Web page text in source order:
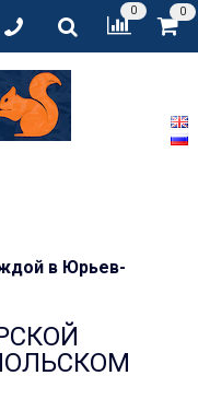
0 0
в Юрьев-